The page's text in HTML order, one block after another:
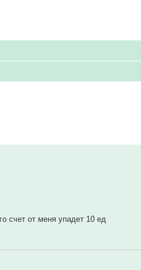
счет от меня упадет 10 ед